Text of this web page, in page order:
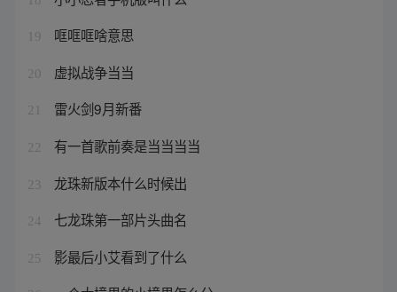
19 哐哐哐啥意思
20 虚拟战争当当
21 雷火剑9月新番
22 有一首歌前奏是当当当当
23 龙珠新版本什么时候出
24 七龙珠第一部片头曲名
25 影最后小艾看到了什么